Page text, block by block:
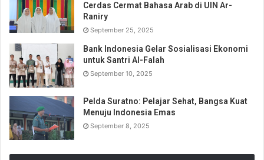
Cerdas Cermat Bahasa Arab di UIN Ar-
Raniry
September 25, 2025
Bank Indonesia Gelar Sosialisasi Ekonomi
untuk Santri Al-Falah
September 10, 2025
Pelda Suratno: Pelajar Sehat, Bangsa Kuat
Menuju Indonesia Emas
September 8, 2025